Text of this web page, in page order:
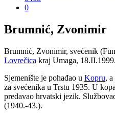
0
Brumnić, Zvonimir
Brumnić, Zvonimir, svećenik
Lovrečica kraj Umaga,
Sjemenište je pohađao u Kopru,
za svećenika u Trstu 1935. U
predavao hrvatski jezik.
(1940.-43.).